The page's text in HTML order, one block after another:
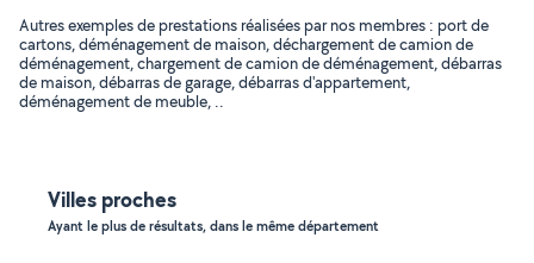
Autres exemples de prestations réalisées par nos membres : port de
cartons, déménagement de maison, déchargement de camion de
déménagement, chargement de camion de déménagement, débarras
de maison, débarras de garage, débarras d'appartement,
déménagement de meuble, ..
Villes proches
Ayant le plus de résultats, dans le même département